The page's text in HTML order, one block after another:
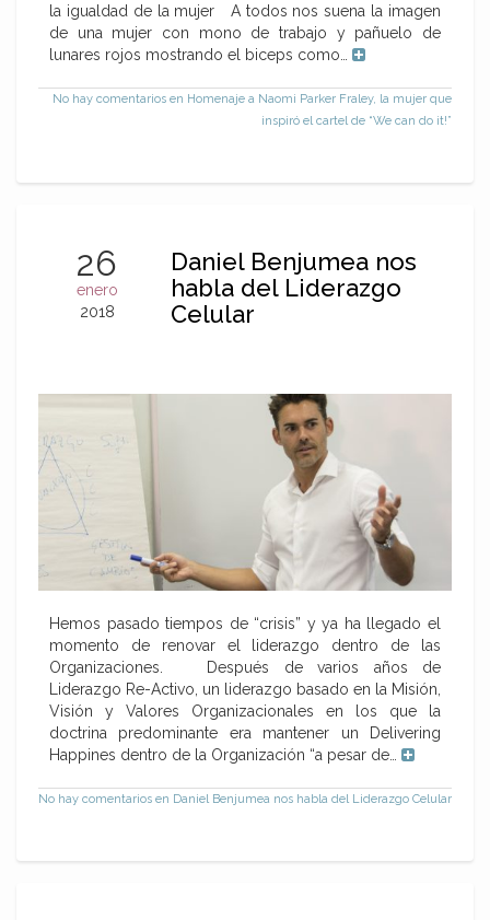
la igualdad de la mujer A todos nos suena la imagen
de una mujer con mono de trabajo y pañuelo de
lunares rojos mostrando el biceps como…
No hay comentarios en Homenaje a Naomi Parker Fraley, la mujer que
inspiró el cartel de “We can do it!”
26
enero
2018
Daniel Benjumea nos
habla del Liderazgo
Celular
Hemos pasado tiempos de “crisis” y ya ha llegado el
momento de renovar el liderazgo dentro de las
Organizaciones. Después de varios años de
Liderazgo Re-Activo, un liderazgo basado en la Misión,
Visión y Valores Organizacionales en los que la
doctrina predominante era mantener un Delivering
Happines dentro de la Organización “a pesar de…
No hay comentarios en Daniel Benjumea nos habla del Liderazgo Celular